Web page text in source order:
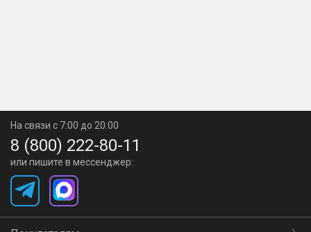
На связи с 7:00 до 20:00
8 (800) 222-80-11
или пишите в мессенджер: